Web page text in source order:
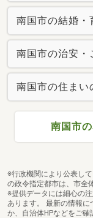
南国市の結婚・
南国市の治安・
南国市の住まい
南国市
※行政機関により公表し
の政令指定都市は、市全
※提供データには細心の
あります。 最新の情報に
か、自治体HPなどをご確